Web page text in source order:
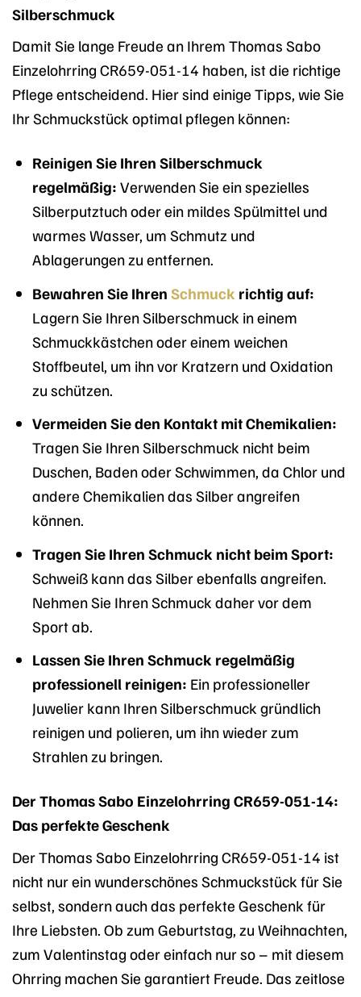
Silberschmuck
Damit Sie lange Freude an Ihrem Thomas Sabo
Einzelohrring CR659-051-14 haben, ist die richtige
Pflege entscheidend. Hier sind einige Tipps, wie Sie
Ihr Schmuckstück optimal pflegen können:
Reinigen Sie Ihren Silberschmuck
regelmäßig: Verwenden Sie ein spezielles
Silberputztuch oder ein mildes Spülmittel und
warmes Wasser, um Schmutz und
Ablagerungen zu entfernen.
Bewahren Sie Ihren Schmuck richtig auf:
Lagern Sie Ihren Silberschmuck in einem
Schmuckkästchen oder einem weichen
Stoffbeutel, um ihn vor Kratzern und Oxidation
zu schützen.
Vermeiden Sie den Kontakt mit Chemikalien:
Tragen Sie Ihren Silberschmuck nicht beim
Duschen, Baden oder Schwimmen, da Chlor und
andere Chemikalien das Silber angreifen
können.
Tragen Sie Ihren Schmuck nicht beim Sport:
Schweiß kann das Silber ebenfalls angreifen.
Nehmen Sie Ihren Schmuck daher vor dem
Sport ab.
Lassen Sie Ihren Schmuck regelmäßig
professionell reinigen: Ein professioneller
Juwelier kann Ihren Silberschmuck gründlich
reinigen und polieren, um ihn wieder zum
Strahlen zu bringen.
Der Thomas Sabo Einzelohrring CR659-051-14:
Das perfekte Geschenk
Der Thomas Sabo Einzelohrring CR659-051-14 ist
nicht nur ein wunderschönes Schmuckstück für Sie
selbst, sondern auch das perfekte Geschenk für
Ihre Liebsten. Ob zum Geburtstag, zu Weihnachten,
zum Valentinstag oder einfach nur so – mit diesem
Ohrring machen Sie garantiert Freude. Das zeitlose